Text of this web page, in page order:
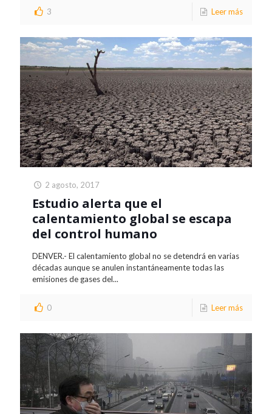
3 Leer más
2 agosto, 2017
Estudio alerta que el
calentamiento global se escapa
del control humano
DENVER.- El calentamiento global no se detendrá en varias
décadas aunque se anulen instantáneamente todas las
emisiones de gases del...
0 Leer más